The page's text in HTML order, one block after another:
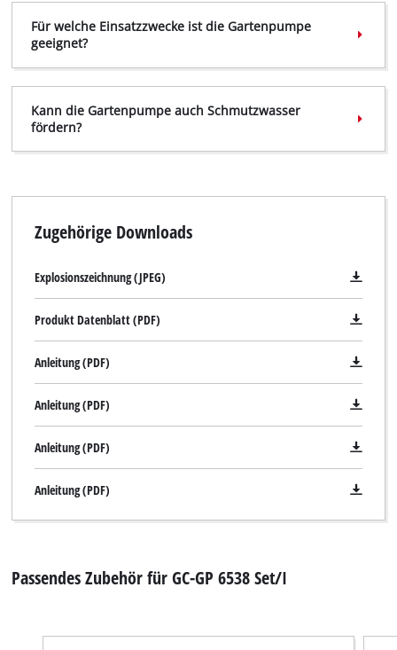
Wir benötigen deine Zustimmung, um
This content is not permitted to load due
to trackers that are not disclosed to the
visitor. The website owner needs to setup
the site with their CMP to add this content
Powered byUsercentrics Consent
Für welche Einsatzzwecke ist die Gartenpumpe
geeignet?
Kann die Gartenpumpe auch Schmutzwasser
fördern?
Zugehörige Downloads
Explosionszeichnung (JPEG)
Produkt Datenblatt (PDF)
Anleitung (PDF)
Anleitung (PDF)
Anleitung (PDF)
Anleitung (PDF)
Passendes Zubehör für GC-GP 6538 Set/I